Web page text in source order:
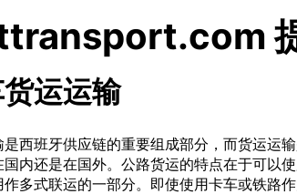
运运输
是西班牙供应链的重要组成部分，而货运运
国内还是在国外。公路货运的特点在于可以
作多式联运的一部分。即使使用卡车或铁路